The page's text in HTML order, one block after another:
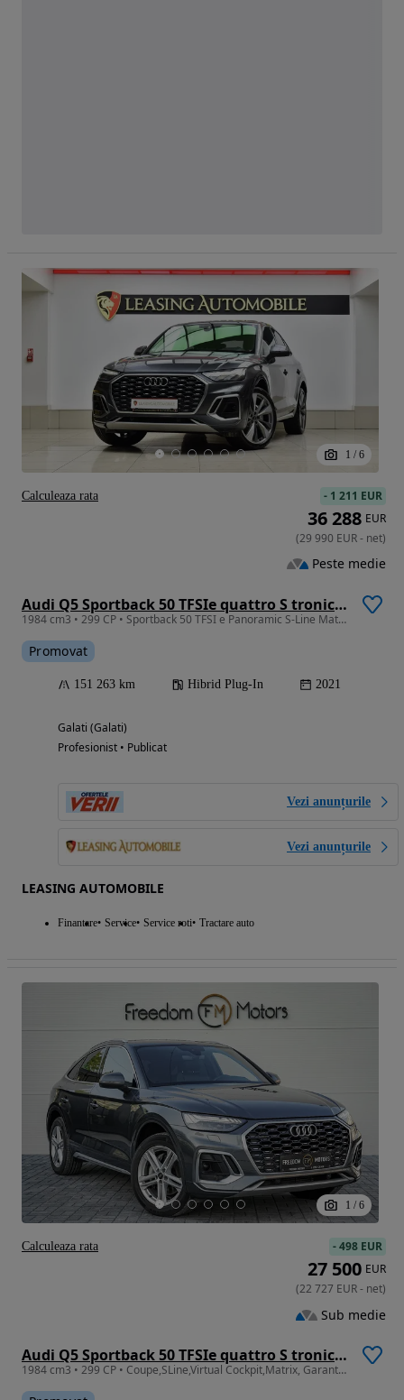
1 / 6
Audi Q5 Sportback 50 TFSIe quattro S tronic S line
1984 cm3 • 299 CP • Sportback 50 TFSI e Panoramic S-Line Matrix Ceasuri Digitale Garantie
Promovat
151 263 km Hibrid Plug-In 2021
Galati (Galati)
Profesionist • Publicat
Vezi anunțurile
Vezi anunțurile
LEASING AUTOMOBILE
Finantare Service Service roti Tractare auto
- 1 211 EUR
36 288 EUR
(29 990 EUR- net)
Peste medie
Calculeaza rata
1 / 6
Audi Q5 Sportback 50 TFSIe quattro S tronic S line business
1984 cm3 • 299 CP • Coupe,SLine,Virtual Cockpit,Matrix, Garantie AUDI 12 luni
-498 EUR
27 500 EUR
(22 727 EUR- net)
Sub medie
Calculeaza rata